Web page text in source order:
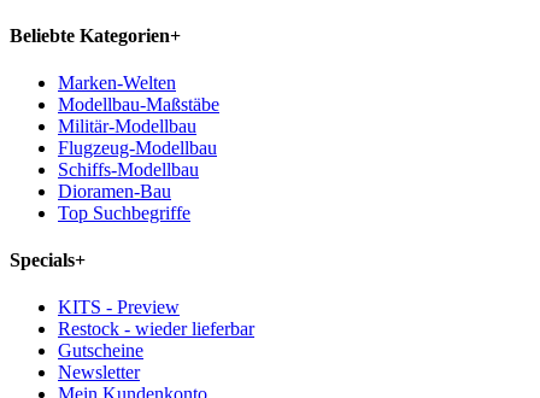
Beliebte Kategorien+
Marken-Welten
Modellbau-Maßstäbe
Militär-Modellbau
Flugzeug-Modellbau
Schiffs-Modellbau
Dioramen-Bau
Top Suchbegriffe
Specials+
KITS - Preview
Restock - wieder lieferbar
Gutscheine
Newsletter